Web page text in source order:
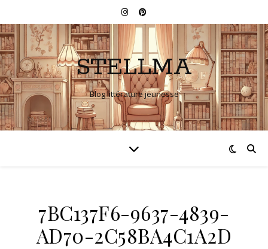
STELLMA
Blog littérature jeunesse
7BC137F6-9637-4839-
AD70-2C58BA4C1A2D